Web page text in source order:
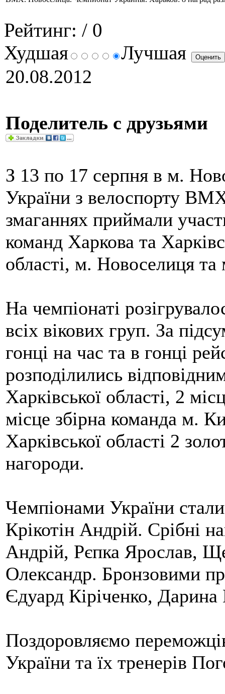
Рейтинг: / 0
Худшая
Лучшая
20.08.2012
Поделитель с друзьями
З 13 по 17 серпня в м.
України з велоспорту
змаганнях приймали
команд Харкова та
області, м. Новоселиця та
На чемпіонаті
всіх вікових груп. За
гонці на час та в гонці
розподілились
Харківської області, 2
місце збірна команда м.
Харківської області 2
нагороди.
Чемпіонами України
Крікотін Андрій. Срібні
Андрій, Рєпка Ярослав,
Олександр. Бронзовими
Єдуард Кіріченко,
Поздоровляємо
України та їх тренерів